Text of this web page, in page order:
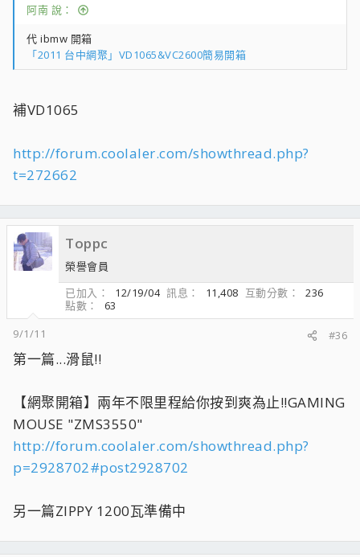
阿南 說：
代 ibmw 開箱
「2011 台中網聚」VD1065&VC2600簡易開箱
補VD1065
http://forum.coolaler.com/showthread.php?
t=272662
Toppc
榮譽會員
已加入
12/19/04 訊息 11,408 互動分數
236
點數
63
9/1/11
#36
第一篇...滑鼠!!
【網聚開箱】兩年不限里程給你按到爽為止!!GAMING
MOUSE "ZMS3550"
http://forum.coolaler.com/showthread.php?
p=2928702#post2928702
另一篇ZIPPY 1200瓦準備中